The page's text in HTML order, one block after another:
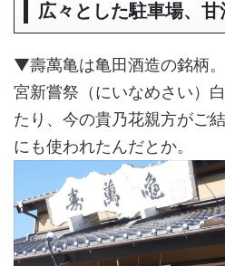
広々とした駐車場、
▼壽萬亀は亀田酒造の銘柄
宮新嘗祭（にいなめさい）
たり、今の貴乃花親方がご
にも使われたんだとか。